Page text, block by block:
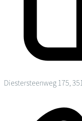
Diestersteenweg 175,